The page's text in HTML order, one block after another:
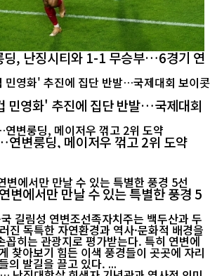
딩, 난징시티와 1-1 무승부…6경기 연
민영화' 추진에 집단 반발…국제대회
변룽딩, 메이저우 꺾고 2위 도약
에서만 만날 수 있는 특별한 풍경 5
길림성 연변조선족자치주는 백두산과 두
진 독특한 자연환경과 역사·문화적 배경을
꼽히는 관광지로 평가받는다. 특히 연변에
찾아보기 힘든 이색 풍경들이 곳곳에 자리
해 있어 국내외 관광객들의 발길을 끌고 있다. ...